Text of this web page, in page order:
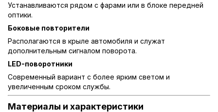
Устанавливаются рядом с фарами или в блоке передней
оптики.
Боковые повторители
Располагаются в крыле автомобиля и служат
дополнительным сигналом поворота.
LED-поворотники
Современный вариант с более ярким светом и
увеличенным сроком службы.
Материалы и характеристики